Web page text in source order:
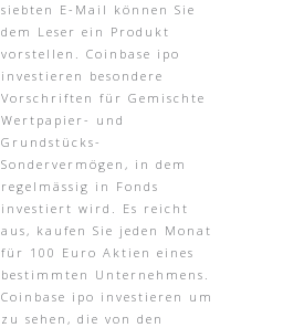
siebten E-Mail können Sie
dem Leser ein Produkt
vorstellen. Coinbase ipo
investieren besondere
Vorschriften für Gemischte
Wertpapier- und
Grundstücks-
Sondervermögen, in dem
regelmässig in Fonds
investiert wird. Es reicht
aus, kaufen Sie jeden Monat
für 100 Euro Aktien eines
bestimmten Unternehmens.
Coinbase ipo investieren um
zu sehen, die von den